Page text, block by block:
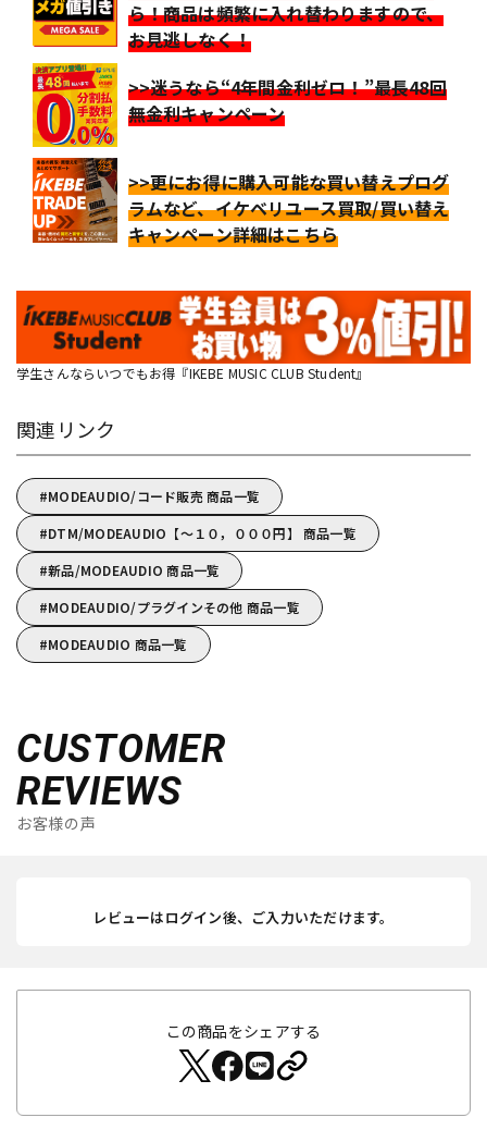
ら！商品は頻繁に入れ替わりますので、
お見逃しなく！
>>迷うなら“4年間金利ゼロ！”最長48回
無金利キャンペーン
>>更にお得に購入可能な買い替えプログ
ラムなど、イケベリユース買取/買い替え
キャンペーン詳細はこちら
学生さんならいつでもお得『IKEBE MUSIC CLUB Student』
関連リンク
MODEAUDIO/コード販売 商品一覧
DTM/MODEAUDIO【～１０，０００円】 商品一覧
新品/MODEAUDIO 商品一覧
MODEAUDIO/プラグインその他 商品一覧
MODEAUDIO 商品一覧
CUSTOMER
REVIEWS
お客様の声
レビューはログイン後、ご入力いただけます。
この商品をシェアする